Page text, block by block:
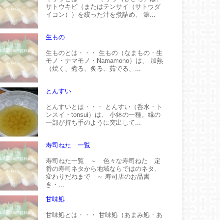
サトウキビ（またはテンサイ（サトウダ
イコン））を絞った汁を煮詰め、 濃...
生もの
生ものとは・・・ 生もの（なまもの・生
モノ・ナマモノ・Namamono）は、 加熱
（焼く、煮る、炙る、茹でる、...
とんすい
とんすいとは・・・ とんすい（呑水・ト
ンスイ・tonsui）は、 小鉢の一種。縁の
一部が持ち手のように突出して...
寿司ねた 一覧
寿司ねた一覧 ～ 色々な寿司ねた 定
番の寿司ネタから地域ならではのネタ、
変わりだねまで ～ 寿司店のお品書
き・...
甘味処
甘味処とは・・・ 甘味処（あまみ処・あ